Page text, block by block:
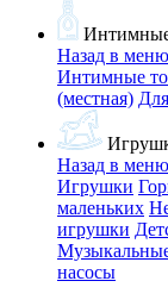
Назад в меню
Интимные
(местная)
Назад в меню
Игрушки
маленьких
игрушки
насосы